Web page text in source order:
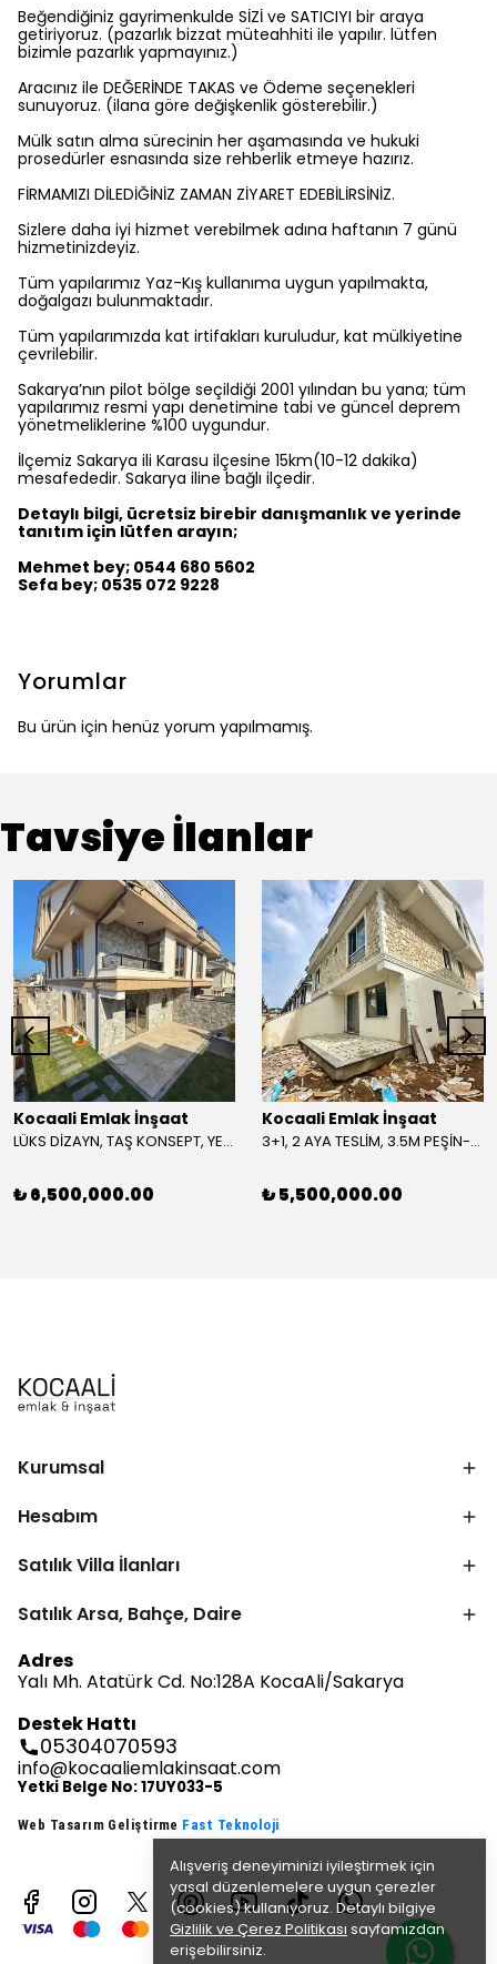
Alışveriş deneyiminizi iyileştirmek için
yasal düzenlemelere uygun çerezler
(cookies) kullanıyoruz. Detaylı bilgiye
Gizlilik ve Çerez Politikası sayfamızdan
erişebilirsiniz.
Beğendiğiniz gayrimenkulde SİZİ ve SATICIYI bir araya
getiriyoruz. (pazarlık bizzat müteahhiti ile yapılır. lütfen
bizimle pazarlık yapmayınız.)
Aracınız ile DEĞERİNDE TAKAS ve Ödeme seçenekleri
sunuyoruz. (ilana göre değişkenlik gösterebilir.)
Mülk satın alma sürecinin her aşamasında ve hukuki
prosedürler esnasında size rehberlik etmeye hazırız.
FİRMAMIZI DİLEDİĞİNİZ ZAMAN ZİYARET EDEBİLİRSİNİZ.
Sizlere daha iyi hizmet verebilmek adına haftanın 7 günü
hizmetinizdeyiz.
Tüm yapılarımız Yaz-Kış kullanıma uygun yapılmakta,
doğalgazı bulunmaktadır.
Tüm yapılarımızda kat irtifakları kuruludur, kat mülkiyetine
çevrilebilir.
Sakarya’nın pilot bölge seçildiği 2001 yılından bu yana; tüm
yapılarımız resmi yapı denetimine tabi ve güncel deprem
yönetmeliklerine %100 uygundur.
İlçemiz Sakarya ili Karasu ilçesine 15km(10-12 dakika)
mesafededir. Sakarya iline bağlı ilçedir.
Detaylı bilgi, ücretsiz birebir danışmanlık ve yerinde
tanıtım için lütfen arayın;
Mehmet bey; 0544 680 5602
Sefa bey; 0535 072 9228
Yorumlar
Bu ürün için henüz yorum yapılmamış.
Tavsiye İlanlar
Kocaali Emlak İnşaat
LÜKS DİZAYN, TAŞ KONSEPT, YERDEN ISITMA, BARBEKÜLÜ 4+1 TRİPLEKS VİLLA! KOCAALİ ALANDERE MH
₺ 6,500,000.00
Kocaali Emlak İnşaat
3+1, 2 AYA TESLİM, 3.5M PEŞİN-TAKSİT İMKANLI, FIRSAT FİYAT, ÖN-ARKA CEPHE SEÇENEKLİ-ARKA, LÜKS DİZAYN TRİPLEKS VİLLA! KOCAALİ ALANDERE MH
₺ 5,500,000.00
Kurumsal
Hesabım
Satılık Villa İlanları
Satılık Arsa, Bahçe, Daire
Adres
Yalı Mh. Atatürk Cd. No:128A KocaAli/Sakarya
Destek Hattı
05304070593
info@kocaaliemlakinsaat.com
Yetki Belge No: 17UY033-5
Web Tasarım Geliştirme Fast Teknoloji